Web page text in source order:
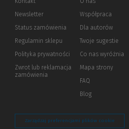
Newsletter
Status zamówienia
Regulamin sklepu
Polityka prywatności (Nowe
(Link
innej
Zwrot lub reklamacja
zamówienia
Współpraca
Dla autorów(Nowe
(Link
innej
strony)
Twoje sugestie
Co nas wyróżnia
Mapa strony
FAQ
Blog
Zarządzaj preferencjami plików cookie